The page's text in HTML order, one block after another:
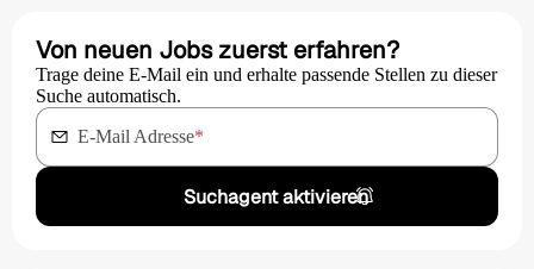
Von neuen Jobs zuerst erfahren?
Trage deine E-Mail ein und erhalte passende Stellen zu dieser
Suche automatisch.
E-Mail Adresse*
Suchagent aktivieren